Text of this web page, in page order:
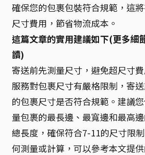
確保您的包裹包裝符合規範，這
尺寸費用，節省物流成本。
這篇文章的實用建議如下(更多細
讀)
寄送前先測量尺寸，避免超尺寸
服務對包裹尺寸有嚴格限制，寄
的包裹尺寸是否符合規範。建議
量包裹的最長邊、最寬邊和最高
總長度，確保符合7-11的尺寸限
何測量或計算，可以參考本文提